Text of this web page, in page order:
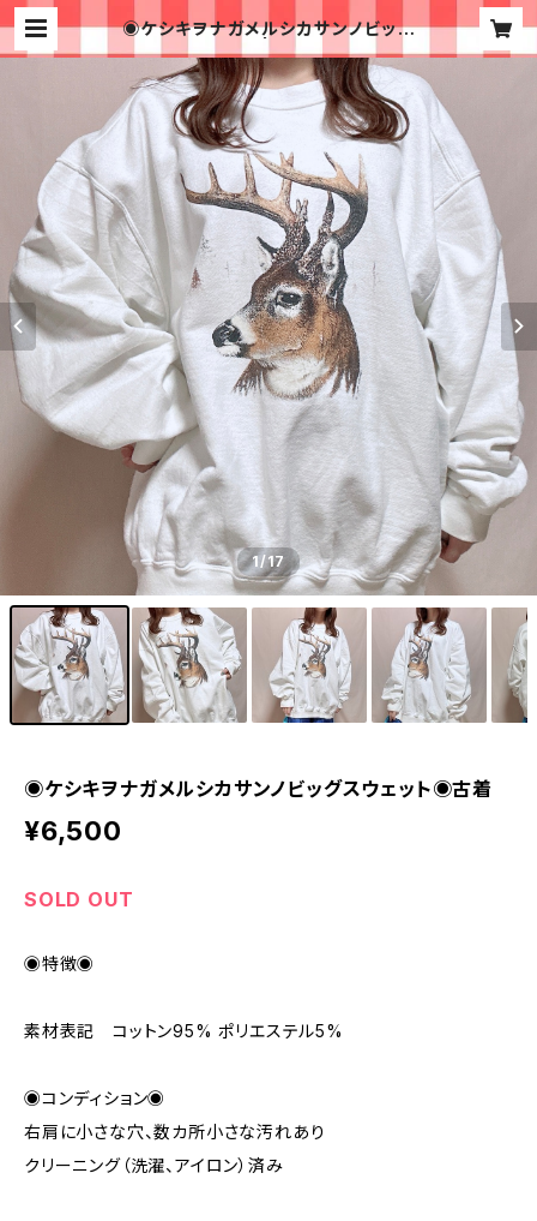
◉ケシキヲナガメルシカサンノビッグ
エ
1/17
◉ケシキヲナガメルシカサンノビッグスウェット◉古着
¥6,500
SOLD OUT
◉特徴◉
素材表記 コットン95% ポリエステル5%
◉コンディション◉
右肩に小さな穴、数カ所小さな汚れあり
クリーニング（洗濯、アイロン）済み